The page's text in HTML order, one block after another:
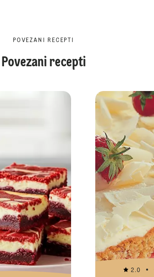
POVEZANI RECEPTI
Povezani recepti
2.0